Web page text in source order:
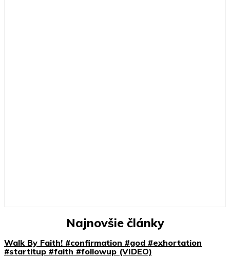
Najnovšie články
Walk By Faith! #confirmation #god #exhortation
#startitup #faith #followup (VIDEO)